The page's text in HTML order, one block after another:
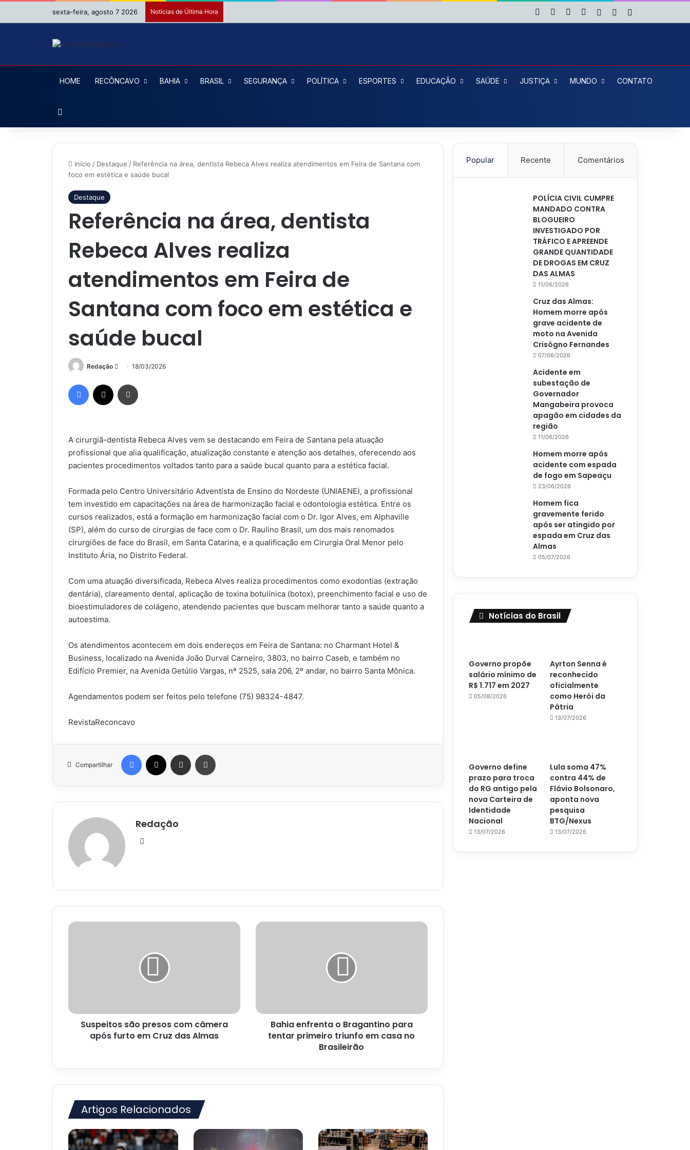
sexta-feira, agosto 7 2026 Notícias de Última Hora Facebook YouTubeInstagram
Entrar Artigo aleatório
HOME RECÔNCAVO BAHIA BRASIL SEGURANÇA POLÍTICA ESPORTES EDUCAÇÃO SAÚDE JUSTIÇA MUNDO CONTATO
Início / Destaque / Referência na área, dentista Rebeca Alves realiza atendimentos em Feira de Santana com
foco em estética e saúde bucal
Destaque
Referência na área, dentista
Rebeca Alves realiza
atendimentos em Feira de
Santana com foco em estética e
saúde bucal
Redação
Mande
e-
mail
18/03/2026
Facebook
A cirurgiã-dentista Rebeca Alves vem se destacando em Feira de Santana pela atuação
profissional que alia qualificação, atualização constante e atenção aos detalhes, oferecendo aos
pacientes procedimentos voltados tanto para a saúde bucal quanto para a estética facial.
Formada pelo Centro Universitário Adventista de Ensino do Nordeste (UNIAENE), a profissional
tem investido em capacitações na área de harmonização facial e odontologia estética. Entre os
cursos realizados, está a formação em harmonização facial com o Dr. Igor Alves, em Alphaville
(SP), além do curso de cirurgias de face com o Dr. Raulino Brasil, um dos mais renomados
cirurgiões de face do Brasil, em Santa Catarina, e a qualificação em Cirurgia Oral Menor pelo
Instituto Ária, no Distrito Federal.
Com uma atuação diversificada, Rebeca Alves realiza procedimentos como exodontias (extração
dentária), clareamento dental, aplicação de toxina botulínica (botox), preenchimento facial e uso de
bioestimuladores de colágeno, atendendo pacientes que buscam melhorar tanto a saúde quanto a
autoestima.
Os atendimentos acontecem em dois endereços em Feira de Santana: no Charmant Hotel &
Business, localizado na Avenida João Durval Carneiro, 3803, no bairro Caseb, e também no
Edifício Premier, na Avenida Getúlio Vargas, nº 2525, sala 206, 2º andar, no bairro Santa Mônica.
Agendamentos podem ser feitos pelo telefone (75) 98324-4847.
RevistaReconcavo
Compartilhar
Facebook Compartilhar via e-mail
Redação
Suspeitos
Cruz
Suspeitos são presos com câmera
após furto em Cruz das Almas
Bahia
em
Bahia enfrenta o Bragantino para
tentar primeiro triunfo em casa no
Brasileirão
Artigos Relacionados
Popular Recente Comentários
POLÍCIA CIVIL CUMPRE
MANDADO CONTRA
BLOGUEIRO
INVESTIGADO POR
TRÁFICO E APREENDE
GRANDE QUANTIDADE
DE DROGAS EM CRUZ
DAS ALMAS
11/06/2026
Cruz das Almas:
Homem morre após
grave acidente de
moto na Avenida
Crisógno Fernandes
07/06/2026
Acidente em
subestação de
Governador
Mangabeira provoca
apagão em cidades da
região
11/06/2026
Homem morre após
acidente com espada
de fogo em Sapeaçu
23/06/2026
Homem fica
gravemente ferido
após ser atingido por
espada em Cruz das
Almas
05/07/2026
Notícias do Brasil
Governo propõe
salário mínimo de
R$ 1.717 em 2027
05/08/2026
Ayrton Senna é
reconhecido
oficialmente
como Herói da
Pátria
13/07/2026
Governo define
prazo para troca
do RG antigo pela
nova Carteira de
Identidade
Nacional
13/07/2026
Lula soma 47%
contra 44% de
Flávio Bolsonaro,
aponta nova
pesquisa
BTG/Nexus
13/07/2026